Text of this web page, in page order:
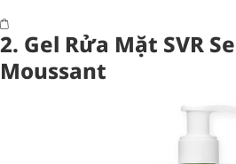
2. Gel Rửa Mặt SVR
Moussant